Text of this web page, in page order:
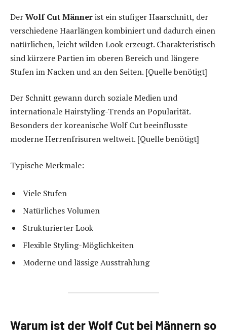
DerWolf Cut Männerist ein stufiger Haarschnitt, der
verschiedene Haarlängen kombiniert und dadurch einen
natürlichen, leicht wilden Look erzeugt. Charakteristisch
sind kürzere Partien im oberen Bereich und längere
Stufen im Nacken und an den Seiten. [Quelle benötigt]
Der Schnitt gewann durch soziale Medien und
internationale Hairstyling-Trends an Popularität.
Besonders der koreanische Wolf Cut beeinflusste
moderne Herrenfrisuren weltweit. [Quelle benötigt]
Typische Merkmale:
Viele Stufen
Natürliches Volumen
Strukturierter Look
Flexible Styling-Möglichkeiten
Moderne und lässige Ausstrahlung
Warum ist der Wolf Cut bei Männern so